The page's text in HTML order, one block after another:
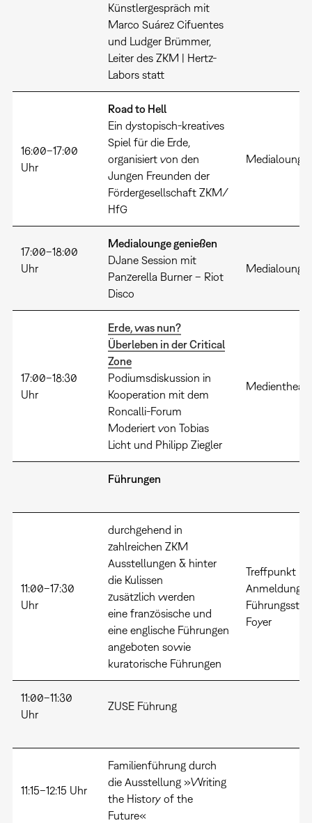
Künstlergespräch mit
Marco Suárez Cifuentes
und Ludger Brümmer,
Leiter des ZKM | Hertz-
Labors statt
16:00–17:00
Uhr
Road to Hell
Ein dystopisch-kreatives
Spiel für die Erde,
organisiert von den
Jungen Freunden der
Fördergesellschaft ZKM/
HfG
Medialounge
17:00–18:00
Uhr
Medialounge genießen
DJane Session mit
Panzerella Burner – Riot
Disco
Medialounge
17:00–18:30
Uhr
Erde, was nun?
Überleben in der Critical
Zone
Podiumsdiskussion in
Kooperation mit dem
Roncalli-Forum
Moderiert von Tobias
Licht und Philipp Ziegler
Führungen
11:00–17:30
Uhr
durchgehend in
zahlreichen ZKM
Ausstellungen & hinter
die Kulissen
zusätzlich werden
eine französische und
eine englische Führungen
angeboten sowie
kuratorische Führungen
Treffpunkt
Anmeldung
Foyer
11:00–11:30
Uhr
ZUSE Führung
11:15–12:15 Uhr
Familienführung durch
die Ausstellung »Writing
the History of the
Future«